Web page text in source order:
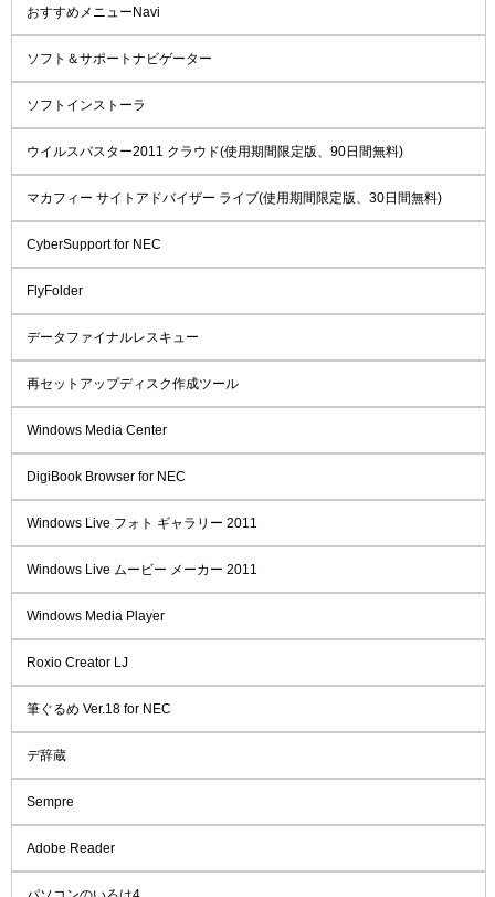
おすすめメニューNavi
ソフト＆サポートナビゲーター
ソフトインストーラ
ウイルスバスター2011 クラウド(使用期間限定版、90日間無料)
マカフィー サイトアドバイザー ライブ(使用期間限定版、30日間無料)
CyberSupport for NEC
FlyFolder
データファイナルレスキュー
再セットアップディスク作成ツール
Windows Media Center
DigiBook Browser for NEC
Windows Live フォト ギャラリー 2011
Windows Live ムービー メーカー 2011
Windows Media Player
Roxio Creator LJ
筆ぐるめ Ver.18 for NEC
デ辞蔵
Sempre
Adobe Reader